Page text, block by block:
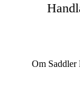
Om Saddler